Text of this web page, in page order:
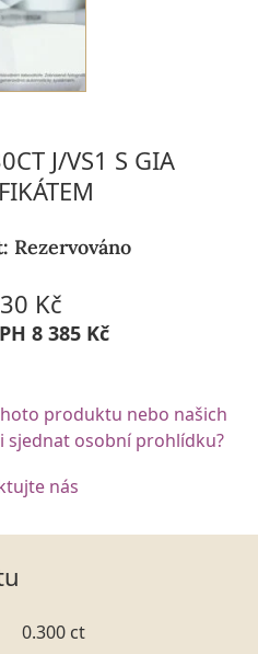
J/VS1 S GIA
Rezervováno
Kč
8 385 Kč
produktu nebo našich
sjednat osobní prohlídku?
nás
0.300 ct